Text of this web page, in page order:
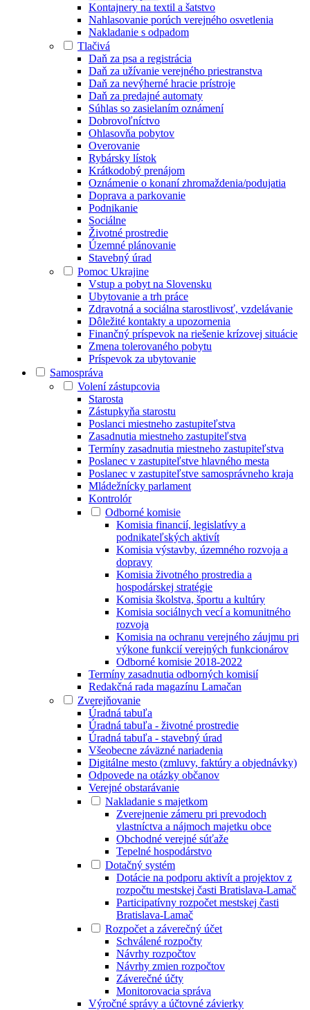
Kontajnery na textil a šatstvo
Nahlasovanie porúch verejného osvetlenia
Nakladanie s odpadom
Tlačivá
Daň za psa a registrácia
Daň za užívanie verejného priestranstva
Daň za nevýherné hracie prístroje
Daň za predajné automaty
Súhlas so zasielaním oznámení
Dobrovoľníctvo
Ohlasovňa pobytov
Overovanie
Rybársky lístok
Krátkodobý prenájom
Oznámenie o konaní zhromaždenia/podujatia
Doprava a parkovanie
Podnikanie
Sociálne
Životné prostredie
Územné plánovanie
Stavebný úrad
Pomoc Ukrajine
Vstup a pobyt na Slovensku
Ubytovanie a trh práce
Zdravotná a sociálna starostlivosť, vzdelávanie
Dôležité kontakty a upozornenia
Finančný príspevok na riešenie krízovej situácie
Zmena tolerovaného pobytu
Príspevok za ubytovanie
Samospráva
Volení zástupcovia
Starosta
Zástupkyňa starostu
Poslanci miestneho zastupiteľstva
Zasadnutia miestneho zastupiteľstva
Termíny zasadnutia miestneho zastupiteľstva
Poslanec v zastupiteľstve hlavného mesta
Poslanec v zastupiteľstve samosprávneho kraja
Mládežnícky parlament
Kontrolór
Odborné komisie
Komisia financií, legislatívy a
podnikateľských aktivít
Komisia výstavby, územného rozvoja a
dopravy
Komisia životného prostredia a
hospodárskej stratégie
Komisia školstva, športu a kultúry
Komisia sociálnych vecí a komunitného
rozvoja
Komisia na ochranu verejného záujmu pri
výkone funkcií verejných funkcionárov
Odborné komisie 2018-2022
Termíny zasadnutia odborných komisií
Redakčná rada magazínu Lamačan
Zverejňovanie
Úradná tabuľa
Úradná tabuľa - životné prostredie
Úradná tabuľa - stavebný úrad
Všeobecne záväzné nariadenia
Digitálne mesto (zmluvy, faktúry a objednávky)
Odpovede na otázky občanov
Verejné obstarávanie
Nakladanie s majetkom
Zverejnenie zámeru pri prevodoch
vlastníctva a nájmoch majetku obce
Obchodné verejné súťaže
Tepelné hospodárstvo
Dotačný systém
Dotácie na podporu aktivít a projektov z
rozpočtu mestskej časti Bratislava-Lamač
Participatívny rozpočet mestskej časti
Bratislava-Lamač
Rozpočet a záverečný účet
Schválené rozpočty
Návrhy rozpočtov
Návrhy zmien rozpočtov
Záverečné účty
Monitorovacia správa
Výročné správy a účtovné závierky